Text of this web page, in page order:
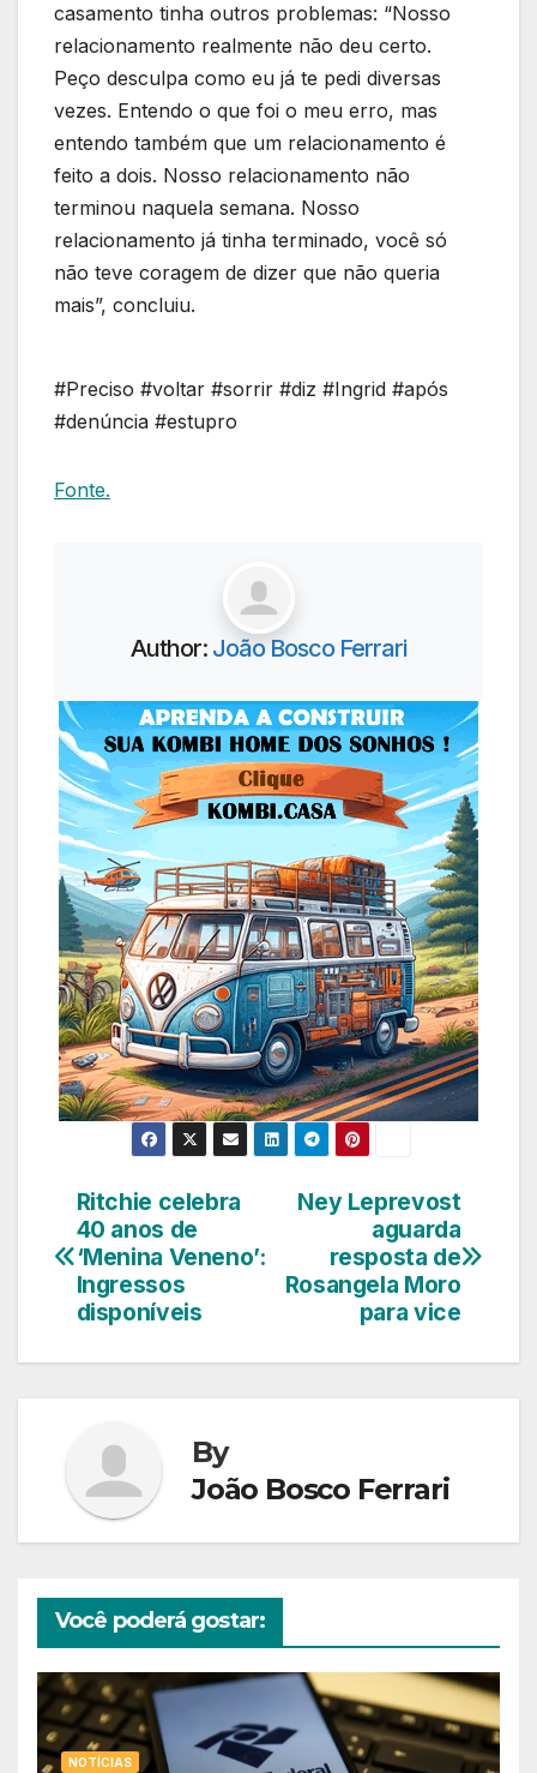
casamento tinha outros problemas: “Nosso
relacionamento realmente não deu certo.
Peço desculpa como eu já te pedi diversas
vezes. Entendo o que foi o meu erro, mas
entendo também que um relacionamento é
feito a dois. Nosso relacionamento não
terminou naquela semana. Nosso
relacionamento já tinha terminado, você só
não teve coragem de dizer que não queria
mais”, concluiu.
#Preciso #voltar #sorrir #diz #Ingrid #após
#denúncia #estupro
Fonte.
Author: João Bosco Ferrari
Navegação
de
Post
Ney Leprevost
aguarda
resposta de
Rosangela Moro
para vice
Ritchie celebra
40 anos de
‘Menina Veneno’:
Ingressos
disponíveis
By
João Bosco Ferrari
Você poderá gostar:
NOTÍCIAS